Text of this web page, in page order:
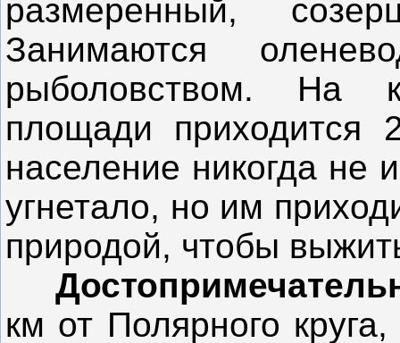
размеренный,
Занимаются
рыболовством. На
площади
население никогда не
угнетало, но им
природой, чтобы
км от Полярного